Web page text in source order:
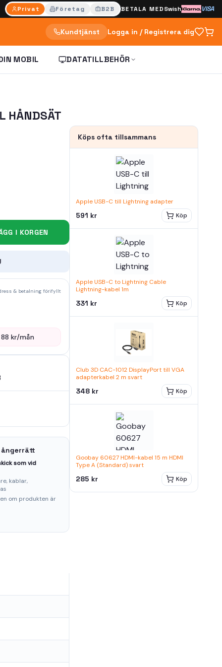
Privat Företag B2B BETALA MEDSwish VISA
Kundtjänst Logga in / Registrera dig
MOBIL DATATILLBEHÖR
HÅNDSÄT
I KORGEN
& betalning förifyllt
88 kr/mån
som vid
kablar,
om produkten är
Köps ofta tillsammans
Apple USB-C till Lightning adapter
591 kr Köp
Apple USB-C to Lightning Cable
Lightning-kabel 1m
331 kr Köp
Club 3D CAC-1012 DisplayPort till VGA
adapterkabel 2 m svart
348 kr Köp
Goobay 60627 HDMI-kabel 15 m HDMI
Type A (Standard) svart
285 kr Köp